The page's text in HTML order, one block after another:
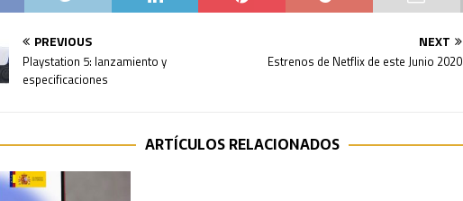
PREVIOUS
Playstation 5: lanzamiento y
especificaciones
NEXT
Estrenos de Netflix de este Junio 2020
ARTÍCULOS RELACIONADOS